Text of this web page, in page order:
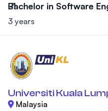
Bachelor in Software
3 years
Universiti Kuala
Malaysia